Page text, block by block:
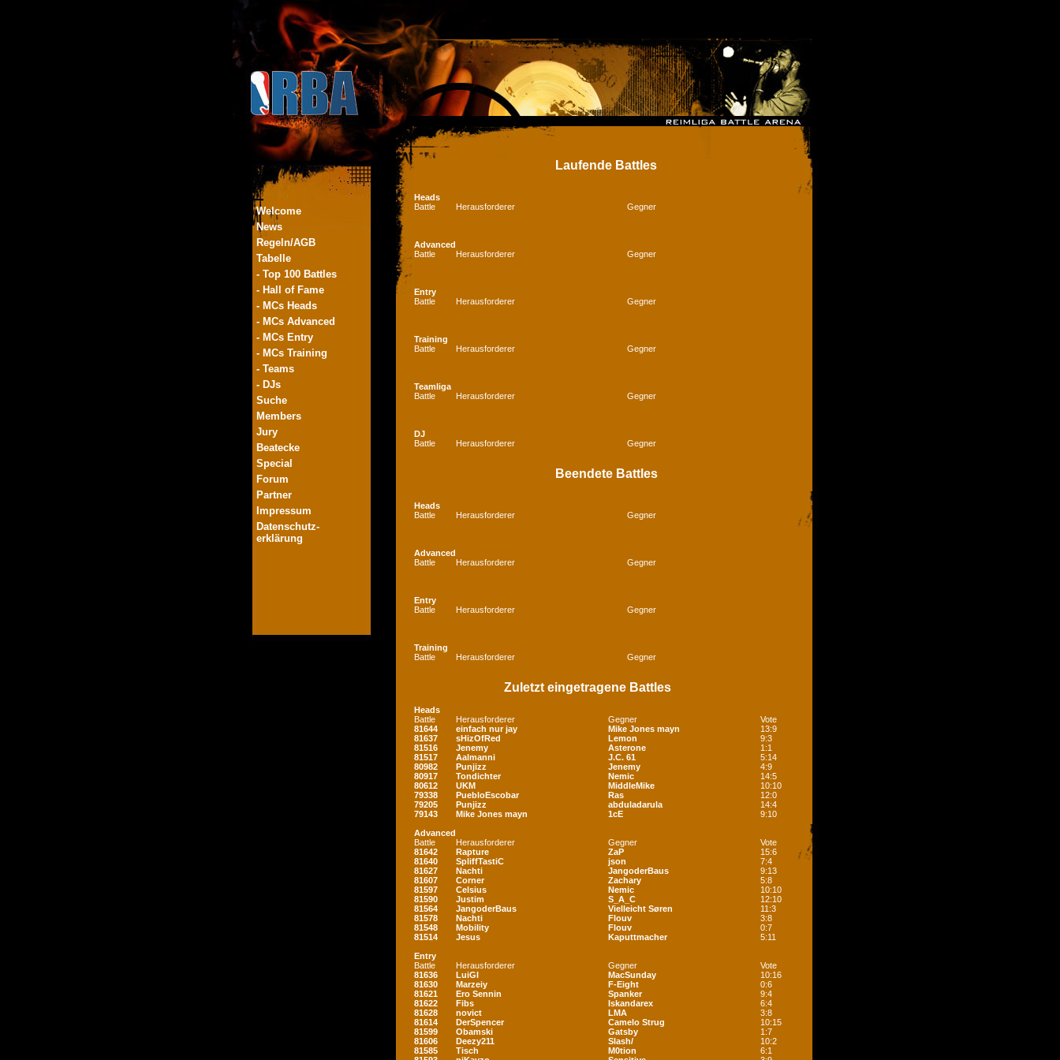
Welcome
News
Regeln/AGB
Tabelle
- Top 100 Battles
- Hall of Fame
- MCs Heads
- MCs Advanced
- MCs Entry
- MCs Training
- Teams
- DJs
Suche
Members
Jury
Beatecke
Special
Forum
Partner
Impressum
Datenschutz-
erklärung
Laufende Battles
Heads
Battle
Herausforderer Gegner
Advanced
Battle
Herausforderer Gegner
Entry
Battle
Herausforderer Gegner
Training
Battle
Herausforderer Gegner
Teamliga
Battle
Herausforderer Gegner
DJ
Battle
Herausforderer Gegner
Beendete Battles
Heads
Battle
Herausforderer Gegner
Advanced
Battle
Herausforderer Gegner
Entry
Battle
Herausforderer Gegner
Training
Battle
Herausforderer Gegner
Zuletzt eingetragene Battles
Heads
Battle
Herausforderer Gegner
Vote
81644
einfach nur jay Mike Jones mayn
13:9
81637
sHizOfRed Lemon
9:3
81516
Jenemy Asterone
1:1
81517
Aalmanni J.C. 61
5:14
80982
Punjizz Jenemy
4:9
80917
Tondichter Nemic
14:5
80612
UKM MiddleMike
10:10
79338
PuebloEscobar Ras
12:0
79205
Punjizz abduladarula
14:4
79143
Mike Jones mayn 1cE
9:10
Advanced
Battle
Herausforderer Gegner
Vote
81642
Rapture ZaP
15:6
81640
SpliffTastiC json
7:4
81627
Nachti JangoderBaus
9:13
81607
Corner Zachary
5:8
81597
Celsius Nemic
10:10
81590
Justim S_A_C
12:10
81564
JangoderBaus Vielleicht Søren
11:3
81578
Nachti Flouv
3:8
81548
Mobility Flouv
0:7
81514
Jesus Kaputtmacher
5:11
Entry
Battle
Herausforderer Gegner
Vote
81636
LuiGI MacSunday
10:16
81630
Marzeiy F-Eight
0:6
81621
Ero Sennin Spanker
9:4
81622
Fibs Iskandarex
6:4
81628
novict LMA
3:8
81614
DerSpencer Camelo Strug
10:15
81599
Obamski Gatsby
1:7
81606
Deezy211 Slash/
10:2
81585
Tisch M0tion
6:1